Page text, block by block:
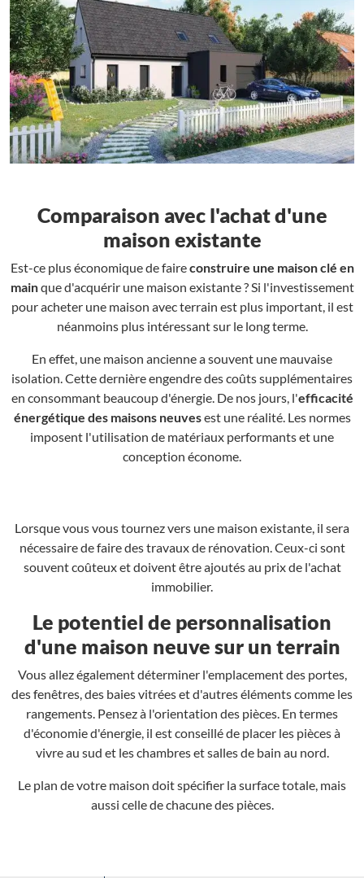
Comparaison avec l'achat d'une
maison existante
Est-ce plus économique de faireconstruire une maison clé en
mainque d'acquérir une maison existante ? Si l'investissement
pour acheter une maison avec terrain est plus important, il est
néanmoins plus intéressant sur le long terme.
En effet, une maison ancienne a souvent une mauvaise
isolation. Cette dernière engendre des coûts supplémentaires
en consommant beaucoup d'énergie. De nos jours, l'efficacité
énergétique des maisons neuvesest une réalité. Les normes
imposent l'utilisation de matériaux performants et une
conception économe.
Lorsque vous vous tournez vers une maison existante, il sera
nécessaire de faire des travaux de rénovation. Ceux-ci sont
souvent coûteux et doivent être ajoutés au prix de l'achat
immobilier.
Le potentiel de personnalisation
d'une maison neuve sur un terrain
Vous allez également déterminer l'emplacement des portes,
des fenêtres, des baies vitrées et d'autres éléments comme les
rangements. Pensez à l'orientation des pièces. En termes
d'économie d'énergie, il est conseillé de placer les pièces à
vivre au sud et les chambres et salles de bain au nord.
Le plan de votre maison doit spécifier la surface totale, mais
aussi celle de chacune des pièces.